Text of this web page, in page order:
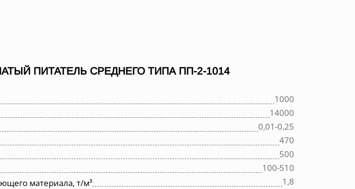
ПИТАТЕЛЬ СРЕДНЕГО ТИПА ПП-2-1014
1000
14000
0,01-0,25
470
500
100-510
материала, т/м³
1,8